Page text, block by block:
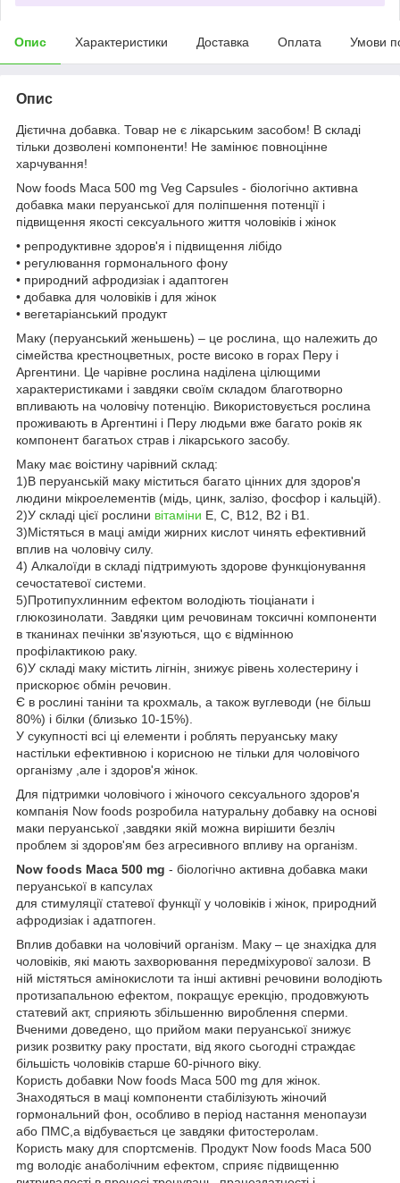
Опис Характеристики Доставка Оплата Умови
Опис
Дієтична добавка. Товар не є лікарським засобом! В складі
тільки дозволені компоненти! Не замінює повноцінне
харчування!
Now foods Maca 500 mg Veg Capsules - біологічно активна
добавка маки перуанської для поліпшення потенції і
підвищення якості сексуального життя чоловіків і жінок
• репродуктивне здоров'я і підвищення лібідо
• регулювання гормонального фону
• природний афродизіак і адаптоген
• добавка для чоловіків і для жінок
• вегетаріанський продукт
Маку (перуанський женьшень) – це рослина, що належить до
сімейства крестноцветных, росте високо в горах Перу і
Аргентини. Це чарівне рослина наділена цілющими
характеристиками і завдяки своїм складом благотворно
впливають на чоловічу потенцію. Використовується рослина
проживають в Аргентині і Перу людьми вже багато років як
компонент багатьох страв і лікарського засобу.
Маку має воістину чарівний склад:
1)В перуанській маку міститься багато цінних для здоров'я
людини мікроелементів (мідь, цинк, залізо, фосфор і кальцій).
2)У складі цієї рослини вітаміни Е, С, В12, В2 і В1.
3)Містяться в маці аміди жирних кислот чинять ефективний
вплив на чоловічу силу.
4) Алкалоїди в складі підтримують здорове функціонування
сечостатевої системи.
5)Протипухлинним ефектом володіють тіоціанати і
глюкозинолати. Завдяки цим речовинам токсичні компоненти
в тканинах печінки зв'язуються, що є відмінною
профілактикою раку.
6)У складі маку містить лігнін, знижує рівень холестерину і
прискорює обмін речовин.
Є в рослині таніни та крохмаль, а також вуглеводи (не більш
80%) і білки (близько 10-15%).
У сукупності всі ці елементи і роблять перуанську маку
настільки ефективною і корисною не тільки для чоловічого
організму ,але і здоров'я жінок.
Для підтримки чоловічого і жіночого сексуального здоров'я
компанія Now foods розробила натуральну добавку на основі
маки перуанської ,завдяки якій можна вирішити безліч
проблем зі здоров'ям без агресивного впливу на організм.
Now foods Maca 500 mg - біологічно активна добавка маки
перуанської в капсулах
для стимуляції статевої функції у чоловіків і жінок, природний
афродизіак і адатпоген.
Вплив добавки на чоловічий організм. Маку – це знахідка для
чоловіків, які мають захворювання передміхурової залози. В
ній містяться амінокислоти та інші активні речовини володіють
протизапальною ефектом, покращує ерекцію, продовжують
статевий акт, сприяють збільшенню вироблення сперми.
Вченими доведено, що прийом маки перуанської знижує
ризик розвитку раку простати, від якого сьогодні страждає
більшість чоловіків старше 60-річного віку.
Користь добавки Now foods Maca 500 mg для жінок.
Знаходяться в маці компоненти стабілізують жіночий
гормональний фон, особливо в період настання менопаузи
або ПМС,а відбувається це завдяки фитостеролам.
Користь маку для спортсменів. Продукт Now foods Maca 500
mg володіє анаболічним ефектом, сприяє підвищенню